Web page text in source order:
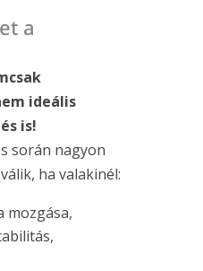
a
ideális
is!
során nagyon
ha valakinél:
mozgása,